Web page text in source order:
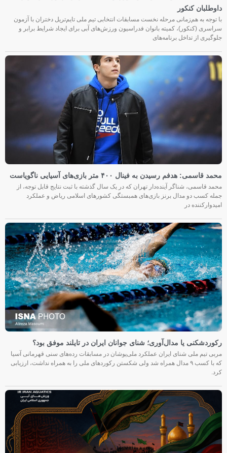
داوطلبان کنکور
با توجه به هم‌زمانی مرحله نخست مسابقات انتخابی تیم ملی تایم‌تریل دختران با آزمون
سراسری (کنکور)، کمیته بانوان فدراسیون ورزش‌های آبی برای ایجاد شرایط برابر و
جلوگیری از تداخل برنامه‌های
محمد قاسمی: هدفم رسیدن به فینال ۴۰۰ متر بازی‌های آسیایی ناگویاست
محمد قاسمی، شناگر آینده‌دار تهران که در یک سال گذشته با ثبت نتایج قابل توجه، از
جمله کسب دو مدال برنز بازی‌های همبستگی کشورهای اسلامی ریاض و عملکرد
امیدوارکننده در
رکوردشکنی یا مدال‌آوری؛ شنای جوانان ایران در تایلند موفق بود؟
مربی تیم ملی شنای ایران عملکرد ملی‌پوشان در مسابقات رده‌های سنی قهرمانی آسیا
که با کسب ۹ مدال همراه شد ولی شکستن رکوردهای ملی را به همراه نداشت، ارزیابی
کرد.